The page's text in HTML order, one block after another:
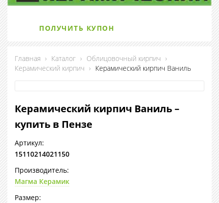
ПОЛУЧИТЬ КУПОН
Главная › Каталог › Облицовочный кирпич ›
Керамический кирпич › Керамический кирпич Ваниль
Керамический кирпич Ваниль –
купить в Пензе
Артикул:
15110214021150
Производитель:
Магма Керамик
Размер: